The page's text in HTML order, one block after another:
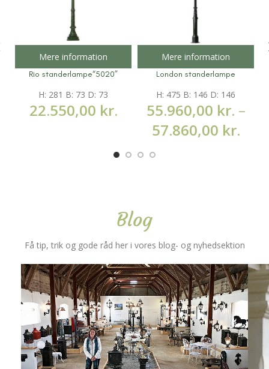
Mere information
Rio standerlampe“5020”
H: 281 B: 73 D: 73
22.550,00 kr.
Mere information
London standerlampe
H: 475 B: 146 D: 146
55.960,00 kr. –
57.860,00 kr.
Blog
Få tip, trik og gode råd her i vores blog- og nyhedsektion